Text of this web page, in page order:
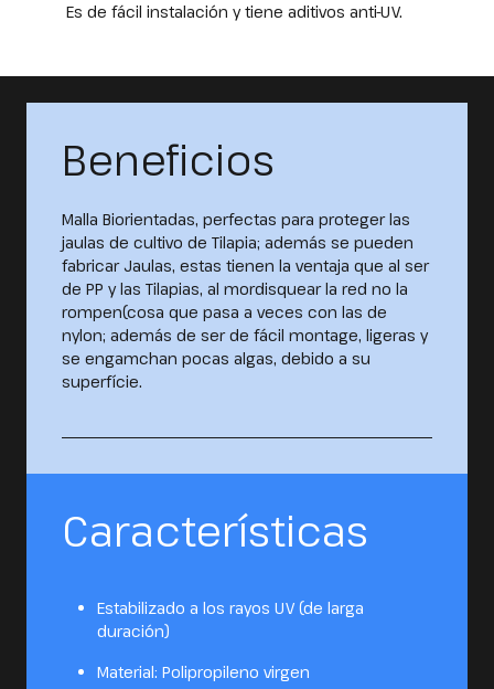
Es de fácil instalación y tiene aditivos anti-UV.
Beneficios
Malla Biorientadas, perfectas para proteger las
jaulas de cultivo de Tilapia; además se pueden
fabricar Jaulas, estas tienen la ventaja que al ser
de PP y las Tilapias, al mordisquear la red no la
rompen(cosa que pasa a veces con las de
nylon; además de ser de fácil montage, ligeras y
se engamchan pocas algas, debido a su
superfície.
Características
Estabilizado a los rayos UV (de larga
duración)
Material: Polipropileno virgen